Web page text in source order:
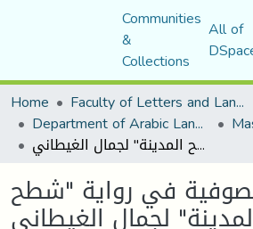
Communities
&
Collections
All of
Home
Faculty of Letters and Languages
Department of Arabic Language and Literature
النزعة الصوفية في رواية "شطح المدينة" لجمال الغيطاني
في رواية "شطح
لجمال الغيطاني